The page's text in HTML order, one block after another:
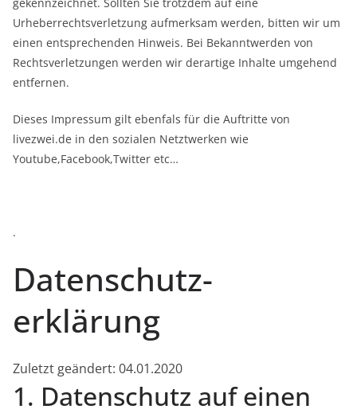
Urheberrechtsverletzung aufmerksam werden, bitten wir um
einen entsprechenden Hinweis. Bei Bekanntwerden von
Rechtsverletzungen werden wir derartige Inhalte umgehend
entfernen.
Dieses Impressum gilt ebenfals für die Auftritte von
livezwei.de in den sozialen Netztwerken wie
Youtube,Facebook,Twitter etc…
.
Datenschutz­
erklärung
Zuletzt geändert: 04.01.2020
1. Datenschutz auf einen